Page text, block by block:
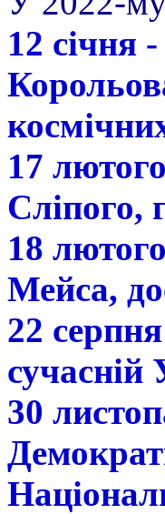
12 січня
17
Сліпого,
18
Мейса,
22
сучасній
30